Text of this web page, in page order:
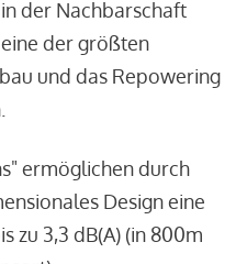
der Nachbarschaft
der größten
und das Repowering
ermöglichen durch
Design eine
zu 3,3 dB(A) (in 800m